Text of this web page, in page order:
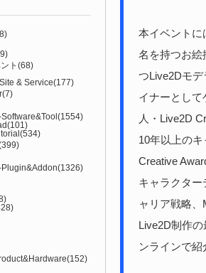
本イベントに
名を持つお絵
つLive2Dモデ
イナーとして
人・Live2D
10年以上の
Creative
キャラクタ
ャリア戦略
Live2D制作
ンラインで紹
ト (68)
& Service(177)
(7)
(1554)
(101)
(534)
(1326)
(152)